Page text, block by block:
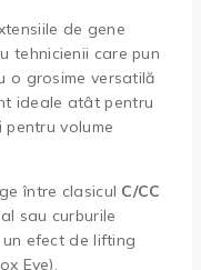
de gene
tehnicienii care pun
o grosime versatilă
ideale atât pentru
volume
între clasicul C/CC
sau curburile
efect de lifting
Eye).